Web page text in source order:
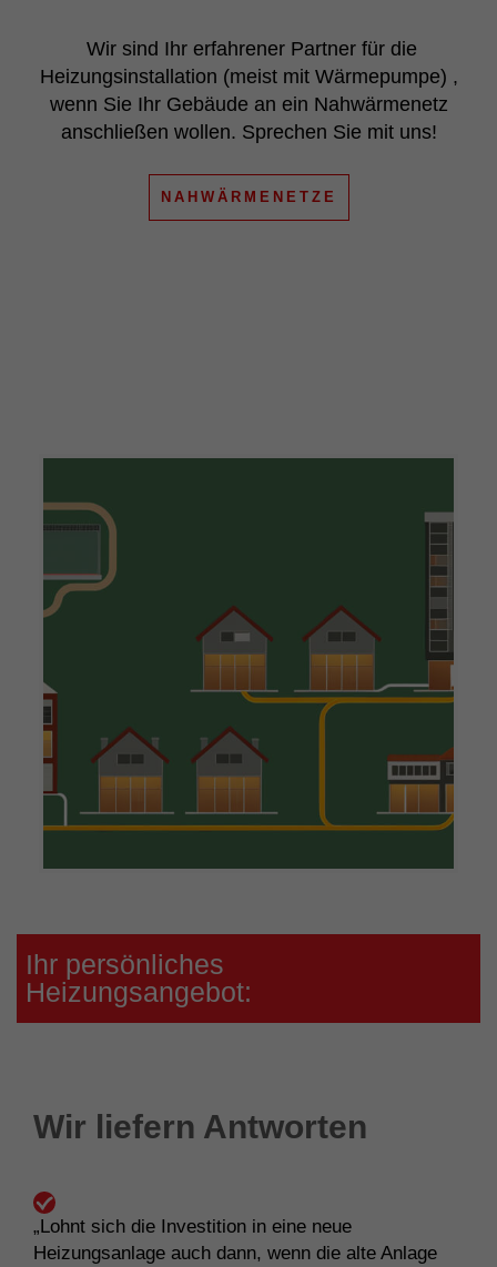
Wir sind Ihr erfahrener Partner für die
Heizungsinstallation (meist mit Wärmepumpe) ,
wenn Sie Ihr Gebäude an ein Nahwärmenetz
anschließen wollen. Sprechen Sie mit uns!
NAHWÄRMENETZE
Ihr persönliches
Heizungsangebot:
Wir liefern Antworten
„Lohnt sich die Investition in eine neue
Heizungsanlage auch dann, wenn die alte Anlage